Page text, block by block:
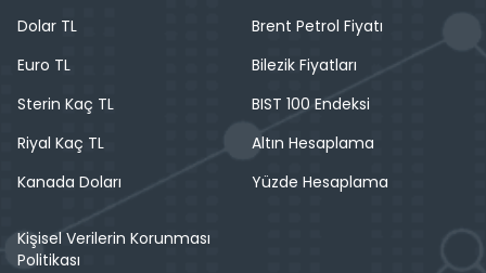
Dolar TL
Euro TL
Sterin Kaç TL
Riyal Kaç TL
Kanada Doları
Brent Petrol Fiyatı
Bilezik Fiyatları
BIST 100 Endeksi
Altın Hesaplama
Yüzde Hesaplama
Kişisel Verilerin Korunması
Politikası